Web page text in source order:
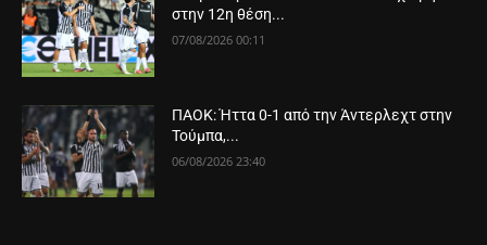
στην 12η θέση...
07/08/2026 00:11
ΠΑΟΚ: Ήττα 0-1 από την Άντερλεχτ στην
Τούμπα,...
06/08/2026 23:40